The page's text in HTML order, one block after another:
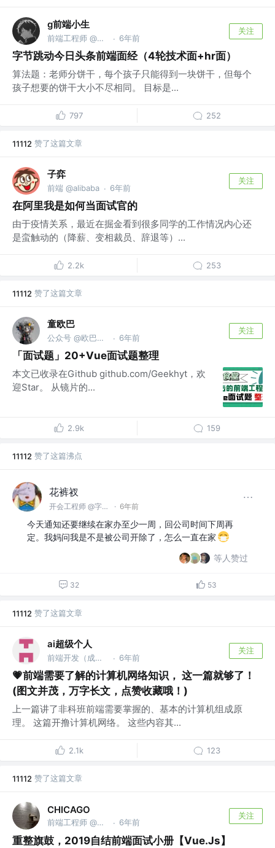
g前端小生
前端工程师 @字节跳动 · 6年前
关注
字节跳动今日头条前端面经（4轮技术面+hr面）
算法题：老师分饼干，每个孩子只能得到一块饼干，但每个
孩子想要的饼干大小不尽相同。 目标是...
797 252
11112 赞了这篇文章
子弈
前端 @alibaba · 6年前
关注
在阿里我是如何当面试官的
由于疫情关系，最近在掘金看到很多同学的工作情况内心还
是蛮触动的（降薪、变相裁员、辞退等）...
2.2k 253
11112 赞了这篇文章
童欧巴
公众号 @欧巴聊AI · 6年前
关注
「面试题」20+Vue面试题整理
本文已收录在Github github.com/Geekhyt，欢
迎Star。 从镜片的...
2.9k 159
11112 赞了这篇沸点
花裤衩
开会工程师 @字节跳动 · 6年前
今天通知还要继续在家办至少一周，回公司时间下周再
定。我妈问我是不是被公司开除了，怎么一直在家
等人赞过
32 53
11112 赞了这篇文章
ai超级个人
前端开发（成都） @前端技术专家 · 6年前
关注
💗前端需要了解的计算机网络知识， 这一篇就够了！
(图文并茂，万字长文，点赞收藏哦！)
上一篇讲了非科班前端需要掌握的、基本的计算机组成原
理。 这篇开撸计算机网络。 这些内容其...
2.1k 123
11112 赞了这篇文章
CHICAGO
前端工程师 @字节眺动 阿里粑粑 滕迅 · 6年前
关注
重整旗鼓，2019自结前端面试小册【Vue.Js】